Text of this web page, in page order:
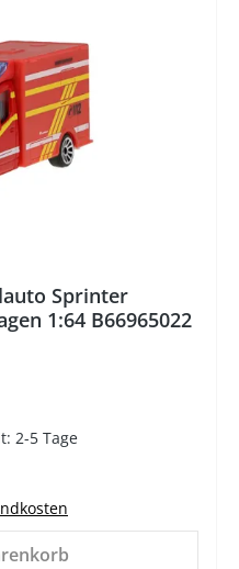
Sprinter
1:64 B66965022
2-5 Tage